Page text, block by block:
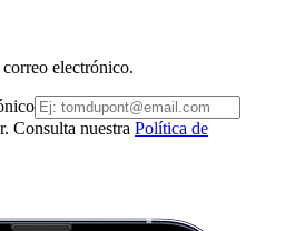
electrónico.
Consulta nuestra Política de